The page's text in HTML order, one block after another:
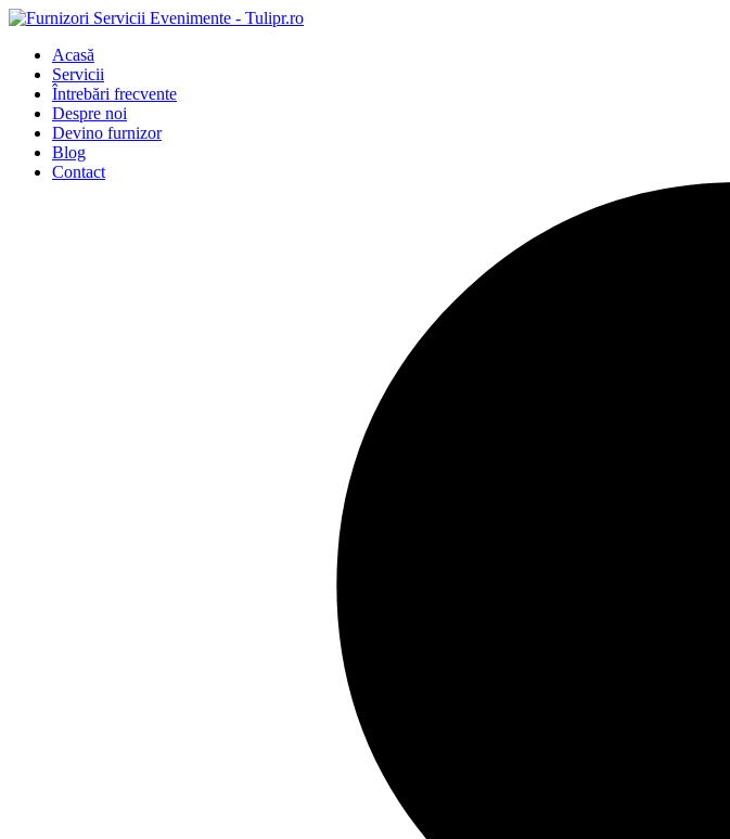
Acasă
Servicii
Întrebări frecvente
Despre noi
Devino furnizor
Blog
Contact